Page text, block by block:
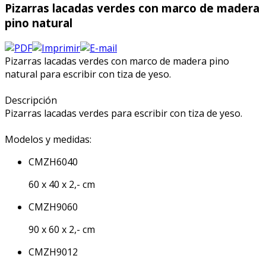
Pizarras lacadas verdes con marco de madera
pino natural
Pizarras lacadas verdes con marco de madera pino
natural para escribir con tiza de yeso.
Descripción
Pizarras lacadas verdes para escribir con tiza de yeso.
Modelos y medidas:
CMZH6040
60 x 40 x 2,- cm
CMZH9060
90 x 60 x 2,- cm
CMZH9012